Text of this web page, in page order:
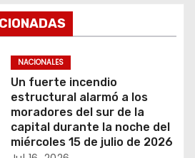
NACIONALES
Un fuerte incendio
estructural alarmó a los
moradores del sur de la
capital durante la noche del
miércoles 15 de julio de 2026